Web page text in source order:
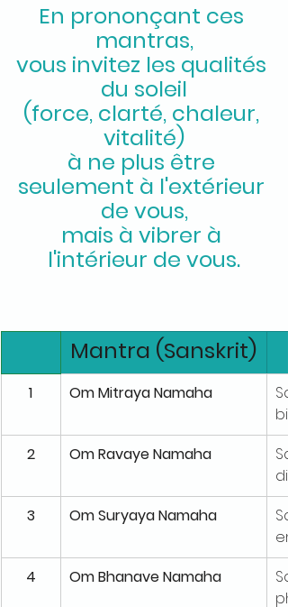
En prononçant ces
mantras,
vous invitez les qualités
du soleil
(force, clarté, chaleur,
vitalité)
à ne plus être
seulement à l'extérieur
de vous,
mais à vibrer à
l'intérieur de vous.
Mantra (Sanskrit)
1 Om Mitraya Namaha
2
Om Ravaye Namaha
3
Om Suryaya Namaha
4
Om Bhanave Namaha